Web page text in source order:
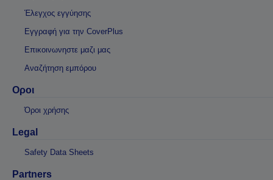
Έλεγχος εγγύησης
Εγγραφή για την CoverPlus
Επικοινωνηστε μαζι μας
Αναζήτηση εμπόρου
Οροι
Όροι χρήσης
Legal
Safety Data Sheets
Partners